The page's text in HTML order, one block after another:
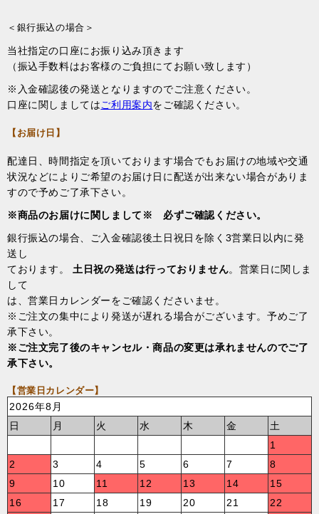
＜銀行振込の場合＞
当社指定の口座にお振り込み頂きます
（振込手数料はお客様のご負担にてお願い致します）
※入金確認後の発送となりますのでご注意ください。
口座に関しましてはご利用案内をご確認ください。
【お届け日】
配達日、時間指定を頂いております場合でもお届けの地域や交通
状況などによりご希望のお届け日に配送が出来ない場合がありま
すので予めご了承下さい。
※商品のお届けに関しまして※ 必ずご確認ください。
銀行振込の場合、ご入金確認後土日祝日を除く3営業日以内に発
送し
ております。 土日祝の発送は行っておりません。営業日に関しま
して
は、営業日カレンダーをご確認くださいませ。
※ご注文の集中により発送が遅れる場合がございます。予めご了
承下さい。
※ご注文完了後のキャンセル・商品の変更は承れませんのでご了
承下さい。
【営業日カレンダー】
2026年8月
日
月 火 水 木 金
土
1
2
3 4 5 6 7
8
9
10 11 12 13 14
15
16
17 18 19 20 21
22